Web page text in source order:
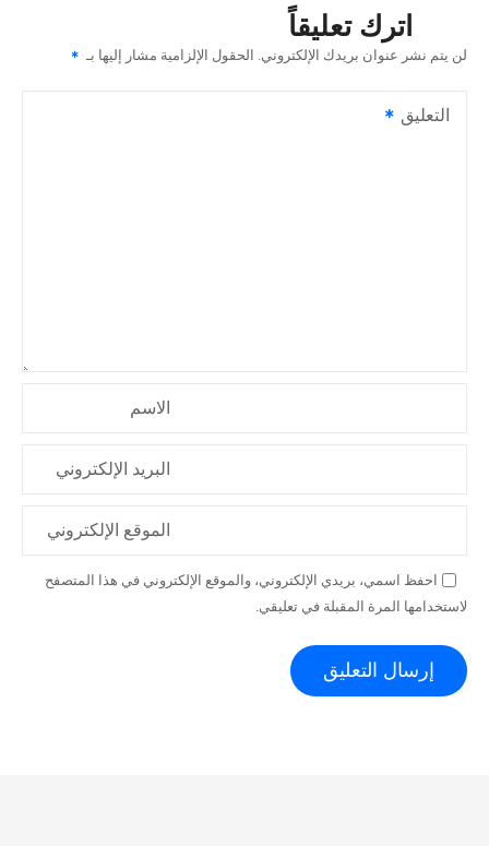
ا
م
اترك تعليقاً
لن يتم نشر عنوان بريدك الإلكتروني. الحقول الإلزامية مشار إليها بـ
التعليق
الاسم
البريد الإلكتروني
الموقع الإلكتروني
احفظ اسمي، بريدي الإلكتروني، والموقع الإلكتروني في هذا المتصفح
لاستخدامها المرة المقبلة في تعليقي.